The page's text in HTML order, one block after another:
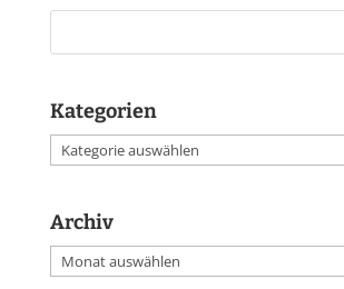
Kategorien
Kategorien
Archiv
Archiv